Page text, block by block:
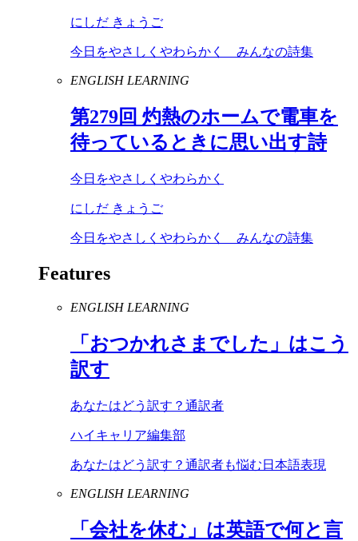
にしだ きょうご
今日をやさしくやわらかく みんなの詩集
ENGLISH LEARNING
第279回 灼熱のホームで電車を
待っているときに思い出す詩
今日をやさしくやわらかく
にしだ きょうご
今日をやさしくやわらかく みんなの詩集
Features
ENGLISH LEARNING
「おつかれさまでした」はこう
訳す
あなたはどう訳す？通訳者
ハイキャリア編集部
あなたはどう訳す？通訳者も悩む日本語表現
ENGLISH LEARNING
「会社を休む」は英語で何と言